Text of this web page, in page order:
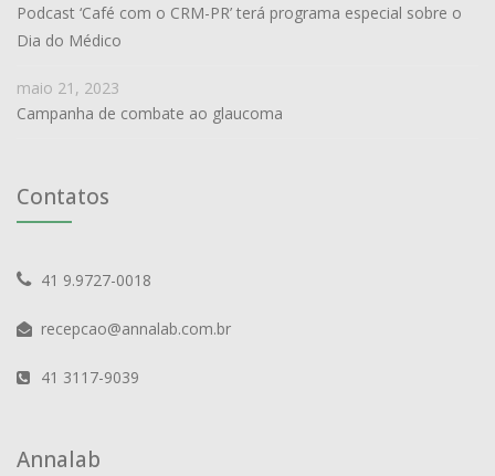
Podcast ‘Café com o CRM-PR’ terá programa especial sobre o
Dia do Médico
maio 21, 2023
Campanha de combate ao glaucoma
Contatos
41 9.9727-0018
recepcao@annalab.com.br
41 3117-9039
Annalab